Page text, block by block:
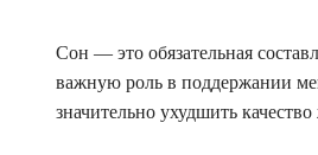
Сон — это обязательная
важную роль в поддержании
значительно ухудшить